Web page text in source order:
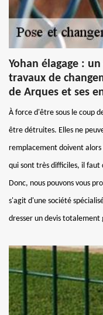
Yohan élagage :
travaux de
de Arques et ses
À force d'être sous le coup
être détruites. Elles ne
remplacement doivent
qui sont très difficiles, il faut
Donc, nous pouvons vous
s'agit d'une société
dresser un devis